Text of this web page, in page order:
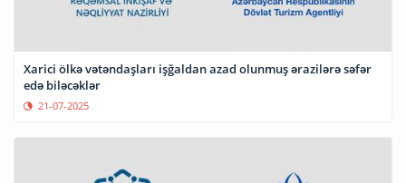
Xarici ölkə vətəndaşları işğaldan azad olunmuş ərazilərə səfər
edə biləcəklər
21-07-2025